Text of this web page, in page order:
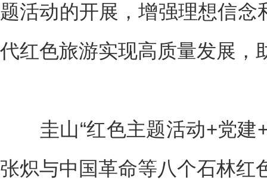
题活动的开展，增强理想信
代红色旅游实现高质量发展，
圭山“红色主题活动+党建+
张炽与中国革命等八个石林红